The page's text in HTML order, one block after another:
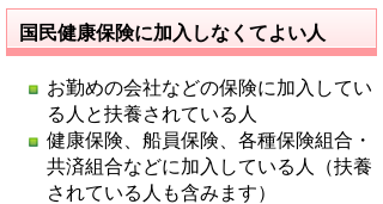
国民健康保険に加入しなくてよい人
お勤めの会社などの保険に加入してい
る人と扶養されている人
健康保険、船員保険、各種保険組合・
共済組合などに加入している人（扶養
されている人も含みます）